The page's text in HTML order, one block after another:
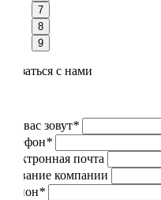
7
8
9
Связаться с нами
Как вас зовут*
Телефон*
Электронная почта
Название компании
Регион*